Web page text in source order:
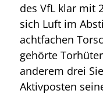
des VfL klar mit
sich Luft im
achtfachen
gehörte
anderem drei
Aktivposten